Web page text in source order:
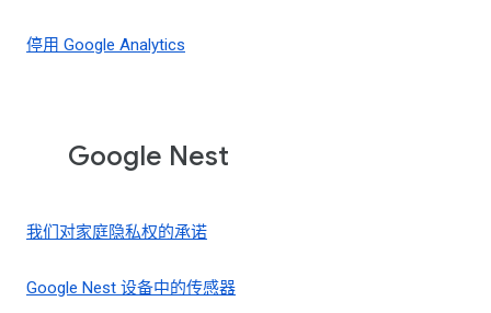
停用 Google Analytics
Google Nest
我们对家庭隐私权的承诺
Google Nest 设备中的传感器